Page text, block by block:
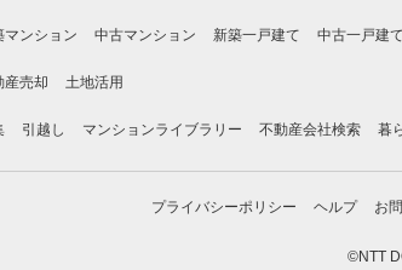
マンション 中古マンション 新築一戸建て 中古一戸建て
産売却 土地活用
引越し マンションライブラリー 不動産会社検索 暮
プライバシーポリシー ヘルプ お
©NTT